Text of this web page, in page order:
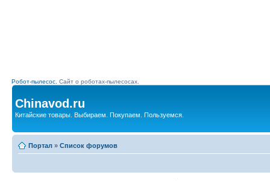
Робот-пылесос. Сайт о роботах-пылесосах.
Chinavod.ru
Китайские товары. Выбираем. Покупаем. Пользуемся.
Портал » Список форумов